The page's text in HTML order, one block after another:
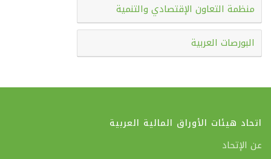
منظمة التعاون الإقتصادي والتنمية
البورصات العربية
اتحاد هيئات الأوراق المالية العربية
عن الإتحاد